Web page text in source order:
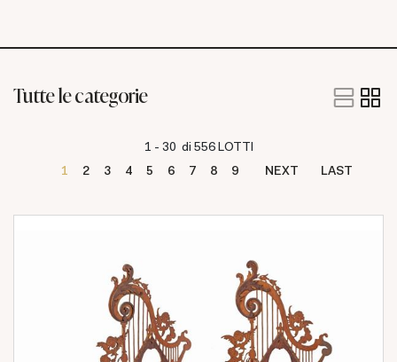
Tutte le categorie
1 - 30 di 556 LOTTI
1
2 3 4 5 6 7 8 9 NEXT LAST